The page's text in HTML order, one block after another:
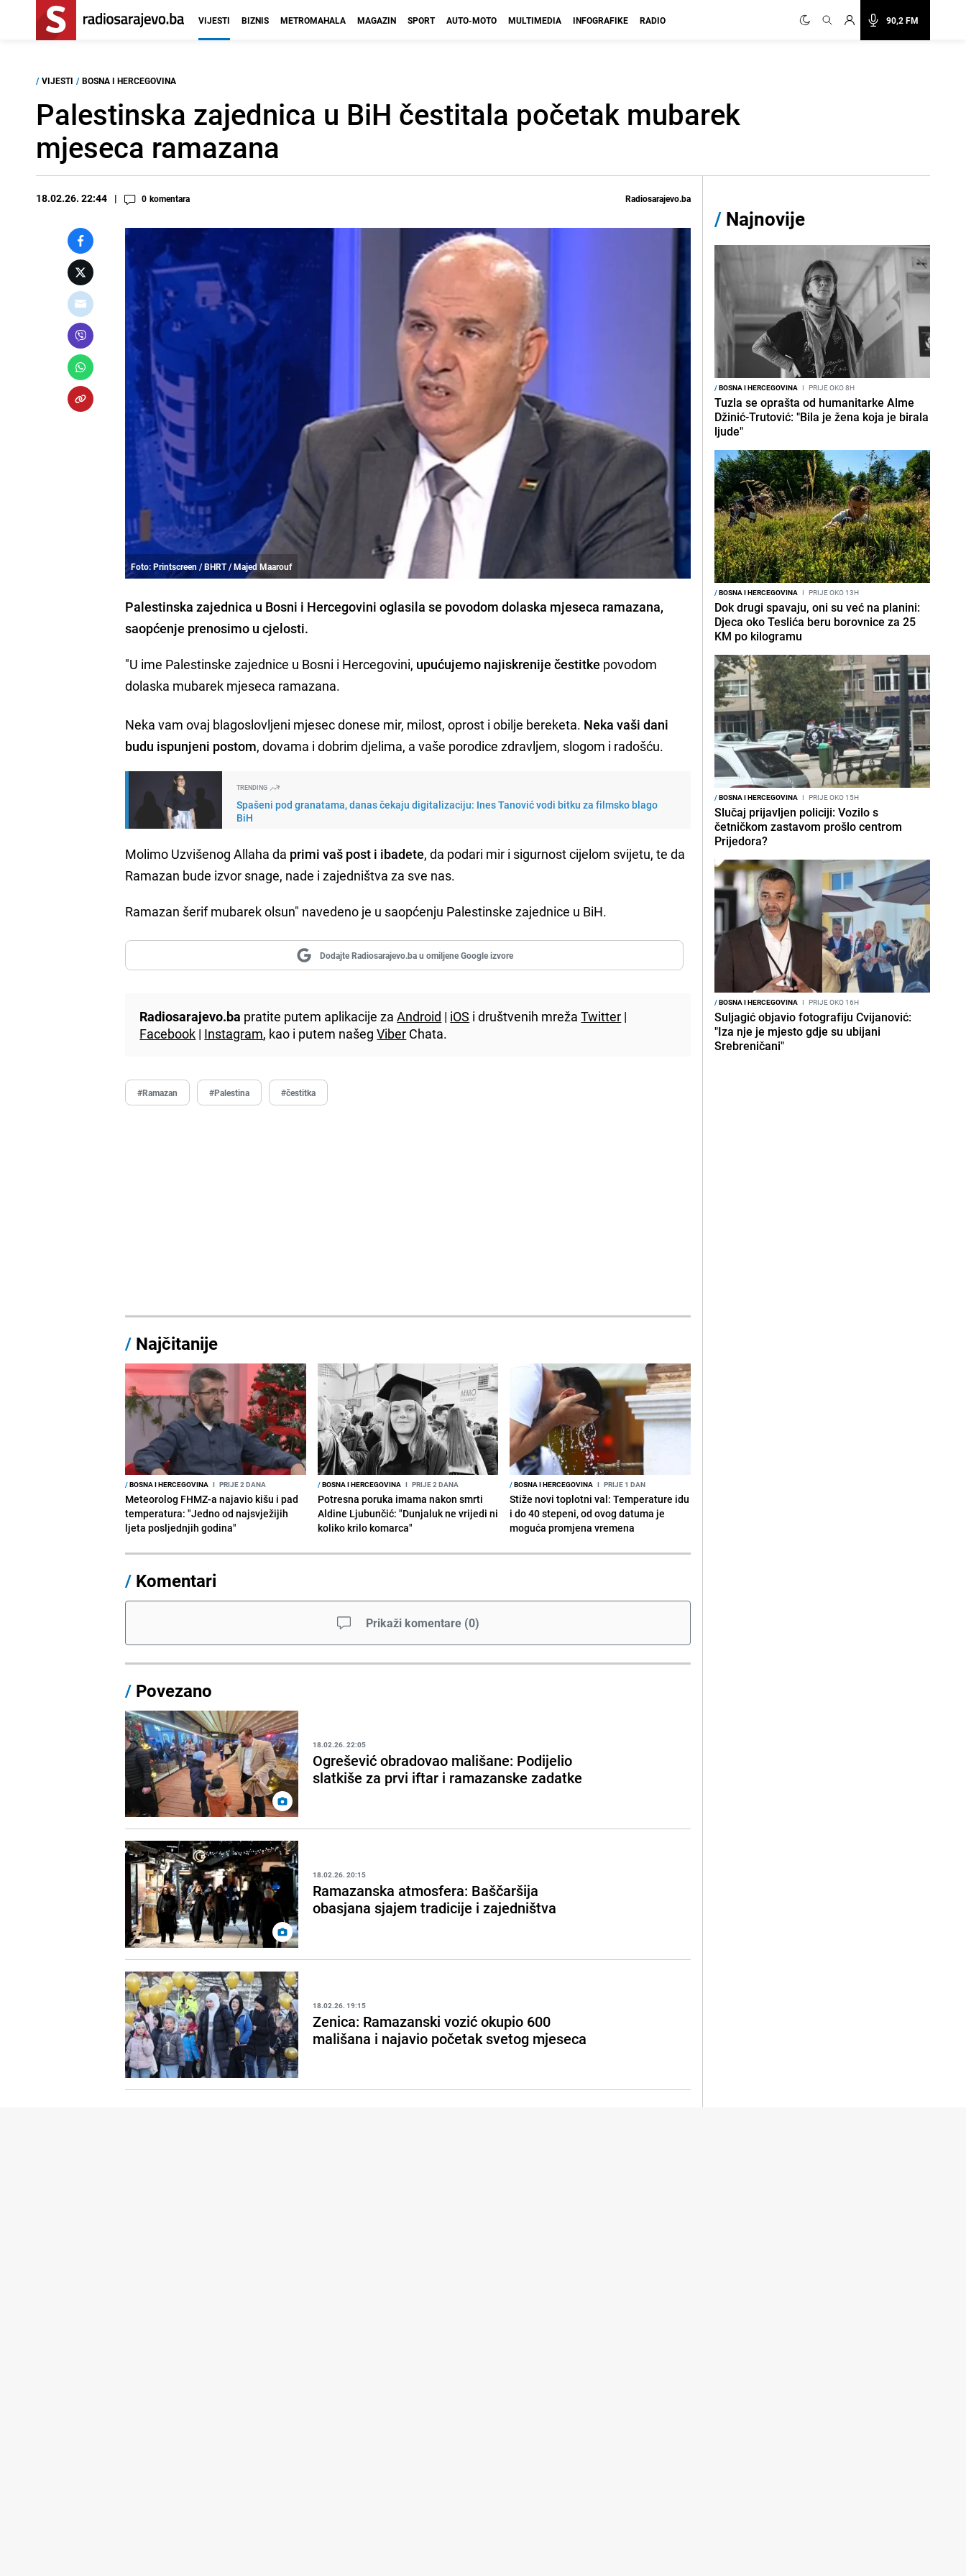
90,2 FM
VIJESTI BIZNIS METROMAHALA MAGAZIN SPORT AUTO-MOTO MULTIMEDIA INFOGRAFIKE RADIO
/ VIJESTI / BOSNA I HERCEGOVINA
Palestinska zajednica u BiH čestitala početak mubarek
mjeseca ramazana
18.02.26. 22:44 0 komentara Radiosarajevo.ba
Foto: Printscreen / BHRT / Majed Maarouf
Palestinska zajednica u Bosni i Hercegovini oglasila se povodom dolaska mjeseca ramazana,
saopćenje prenosimo u cjelosti.
"U ime Palestinske zajednice u Bosni i Hercegovini, upućujemo najiskrenije čestitke povodom
dolaska mubarek mjeseca ramazana.
Neka vam ovaj blagoslovljeni mjesec donese mir, milost, oprost i obilje bereketa. Neka vaši dani
budu ispunjeni postom, dovama i dobrim djelima, a vaše porodice zdravljem, slogom i radošću.
TRENDING
Spašeni pod granatama, danas čekaju digitalizaciju: Ines Tanović vodi bitku za filmsko blago
BiH
Molimo Uzvišenog Allaha da primi vaš post i ibadete, da podari mir i sigurnost cijelom svijetu, te da
Ramazan bude izvor snage, nade i zajedništva za sve nas.
Ramazan šerif mubarek olsun" navedeno je u saopćenju Palestinske zajednice u BiH.
Dodajte Radiosarajevo.ba u omiljene Google izvore
Radiosarajevo.ba pratite putem aplikacije zaAndroid | iOS i društvenih mrežaTwitter |
Facebook | Instagram, kao i putem našegViber Chata.
#Ramazan #Palestina #čestitka
/ Najčitanije
/BOSNA I HERCEGOVINA I PRIJE 2 DANA
Meteorolog FHMZ-a najavio kišu i pad
temperatura: "Jedno od najsvježijih
ljeta posljednjih godina"
/BOSNA I HERCEGOVINA I PRIJE 2 DANA
Potresna poruka imama nakon smrti
Aldine Ljubunčić: "Dunjaluk ne vrijedi ni
koliko krilo komarca"
/BOSNA I HERCEGOVINA I PRIJE 1 DAN
Stiže novi toplotni val: Temperature idu
i do 40 stepeni, od ovog datuma je
moguća promjena vremena
/ Komentari
Prikaži komentare (0)
/ Povezano
18.02.26. 22:05
Ogrešević obradovao mališane: Podijelio
slatkiše za prvi iftar i ramazanske zadatke
18.02.26. 20:15
Ramazanska atmosfera: Baščaršija
obasjana sjajem tradicije i zajedništva
18.02.26. 19:15
Zenica: Ramazanski vozić okupio 600
mališana i najavio početak svetog mjeseca
/ Najnovije
/BOSNA I HERCEGOVINA I PRIJE OKO 8H
Tuzla se oprašta od humanitarke Alme
Džinić-Trutović: "Bila je žena koja je birala
ljude"
/BOSNA I HERCEGOVINA I PRIJE OKO 13H
Dok drugi spavaju, oni su već na planini:
Djeca oko Teslića beru borovnice za 25
KM po kilogramu
/BOSNA I HERCEGOVINA I PRIJE OKO 15H
Slučaj prijavljen policiji: Vozilo s
četničkom zastavom prošlo centrom
Prijedora?
/BOSNA I HERCEGOVINA I PRIJE OKO 16H
Suljagić objavio fotografiju Cvijanović:
"Iza nje je mjesto gdje su ubijani
Srebreničani"